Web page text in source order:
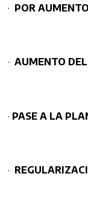
· POR
· AUMENTO
· PASE A LA
·